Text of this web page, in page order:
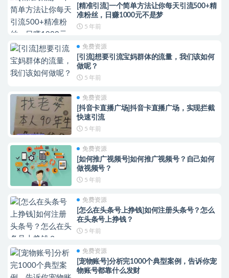
[精准引流]一个简单方法让你每天引流500+精
准粉丝，日赚1000元不是梦
5 年前
免费资源
[引流]想要引流宝妈群体的流量，我们该如何
做呢？
5 年前
免费资源
[抖音卡直播广场]抖音卡直播广场，实现拦截
快速引流
5 年前
免费资源
[如何推广视频号]如何推广视频号？自己如何
做视频号？
5 年前
免费资源
[怎么在头条号上挣钱]如何注册头条号？怎么
在头条号上挣钱？
5 年前
免费资源
[宠物账号]分析完1000个典型案例，告诉你宠
物账号都靠什么发财